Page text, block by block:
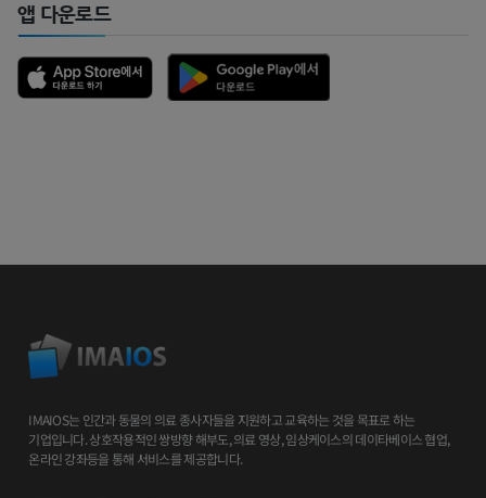
앱 다운로드
IMAIOS는 인간과 동물의 의료 종사자들을 지원하고 교육하는 것을 목표로 하는
기업입니다. 상호작용적인 쌍방향 해부도, 의료 영상, 임상케이스의 데이타베이스 협업,
온라인 강좌등을 통해 서비스를 제공합니다.